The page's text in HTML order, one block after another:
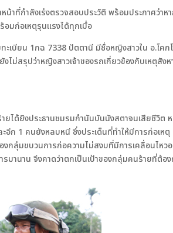
หน้าที่กำลังเร่งตรวจสอบประวัติ พร้อมประกาศว่าห
อมก่อเหตุรุนแรงได้ทุกเมื่อ
ะเบียน 1กฉ 7338 ปัตตานี มีชื่อหญิงสาวใน อ.โคก
ม่สรุปว่าหญิงสาวเจ้าของรถเกี่ยวข้องกับเหตุสังห
ได้ยิงประธานชมรมกำนันบันนังสตาจนเสียชีวิต
ก 1 คนยังหลบหนี ซึ่งประเด็นที่ทำให้มีการก่อเหตุ
งกลุ่มขบวนการก่อความไม่สงบที่มีการเคลื่อนไหว
านาน จึงคาดว่าตกเป็นเป้าของกลุ่มคนร้ายที่ต้อง